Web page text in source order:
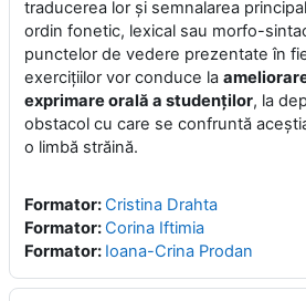
traducerea lor şi semnalarea
ordin fonetic, lexical sau morfo-
punctelor de vedere prezentate în
exerciţiilor vor conduce la
exprimare orală a studenţilor, la
obstacol cu care se confruntă
o limbă străină.
Formator:Cristina Drahta
Formator:Corina Iftimia
Formator: Ioana-Crina Prodan